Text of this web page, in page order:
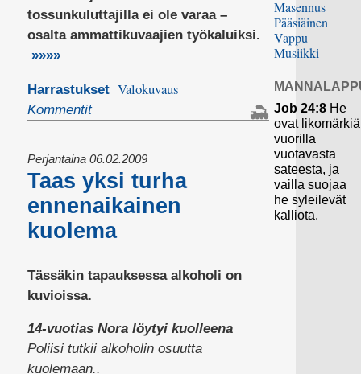
tossunkuluttajilla ei ole varaa –
osalta ammattikuvaajien työkaluiksi.
»»»»
Harrastukset Valokuvaus
Kommentit
Perjantaina 06.02.2009
Taas yksi turha
ennenaikainen
kuolema
Tässäkin tapauksessa alkoholi on
kuvioissa.
14-vuotias Nora löytyi kuolleena
Poliisi tutkii alkoholin osuutta
kuolemaan..
Masennus
Pääsiäinen
Vappu
Musiikki
Job 24:8 He
ovat likomärkiä
vuorilla
vuotavasta
sateesta, ja
vailla suojaa
he syleilevät
kalliota.